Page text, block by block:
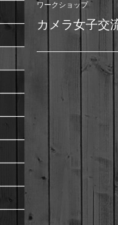
ワークショップ
カメラ女子交